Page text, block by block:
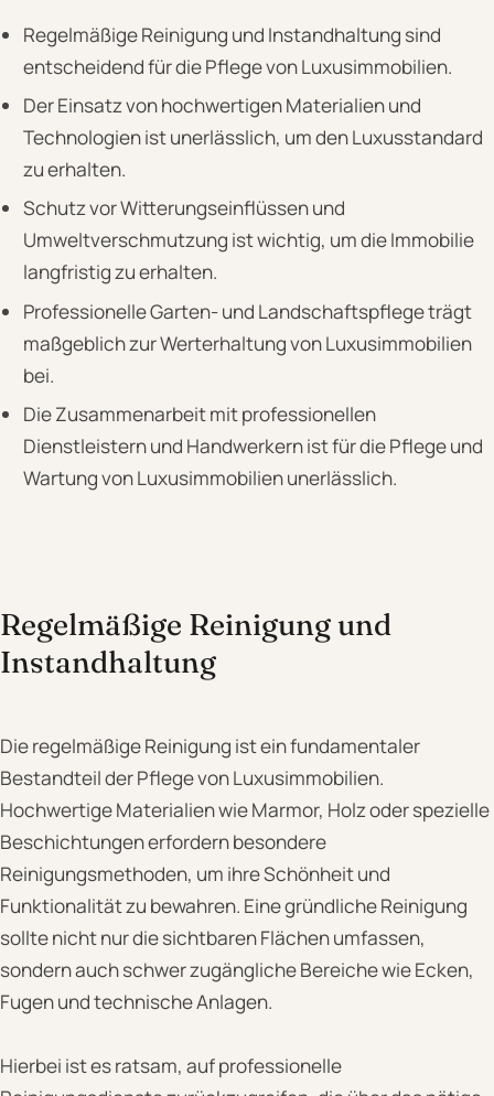
Regelmäßige Reinigung und Instandhaltung sind
entscheidend für die Pflege von Luxusimmobilien.
Der Einsatz von hochwertigen Materialien und
Technologien ist unerlässlich, um den Luxusstandard
zu erhalten.
Schutz vor Witterungseinflüssen und
Umweltverschmutzung ist wichtig, um die Immobilie
langfristig zu erhalten.
Professionelle Garten- und Landschaftspflege trägt
maßgeblich zur Werterhaltung von Luxusimmobilien
bei.
Die Zusammenarbeit mit professionellen
Dienstleistern und Handwerkern ist für die Pflege und
Wartung von Luxusimmobilien unerlässlich.
Regelmäßige Reinigung und
Instandhaltung
Die regelmäßige Reinigung ist ein fundamentaler
Bestandteil der Pflege von Luxusimmobilien.
Hochwertige Materialien wie Marmor, Holz oder spezielle
Beschichtungen erfordern besondere
Reinigungsmethoden, um ihre Schönheit und
Funktionalität zu bewahren. Eine gründliche Reinigung
sollte nicht nur die sichtbaren Flächen umfassen,
sondern auch schwer zugängliche Bereiche wie Ecken,
Fugen und technische Anlagen.
Hierbei ist es ratsam, auf professionelle